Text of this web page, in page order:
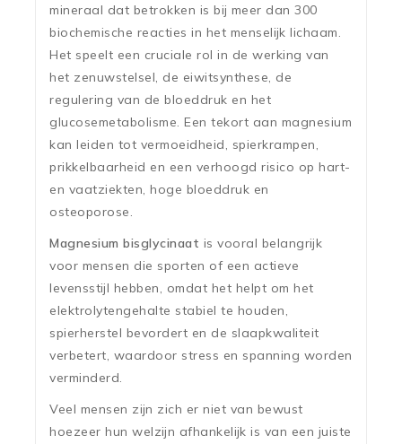
mineraal dat betrokken is bij meer dan 300
biochemische reacties in het menselijk lichaam.
Het speelt een cruciale rol in de werking van
het zenuwstelsel, de eiwitsynthese, de
regulering van de bloeddruk en het
glucosemetabolisme. Een tekort aan magnesium
kan leiden tot vermoeidheid, spierkrampen,
prikkelbaarheid en een verhoogd risico op hart-
en vaatziekten, hoge bloeddruk en
osteoporose.
Magnesium bisglycinaat is vooral belangrijk
voor mensen die sporten of een actieve
levensstijl hebben, omdat het helpt om het
elektrolytengehalte stabiel te houden,
spierherstel bevordert en de slaapkwaliteit
verbetert, waardoor stress en spanning worden
verminderd.
Veel mensen zijn zich er niet van bewust
hoezeer hun welzijn afhankelijk is van een juiste